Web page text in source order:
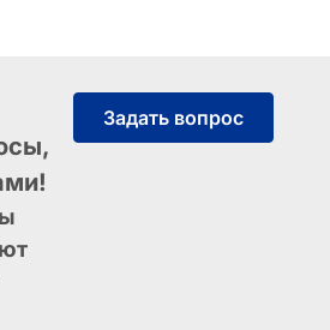
Задать вопрос